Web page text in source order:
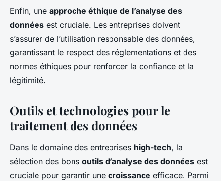
Enfin, une approche éthique de l’analyse des
données est cruciale. Les entreprises doivent
s’assurer de l’utilisation responsable des données,
garantissant le respect des réglementations et des
normes éthiques pour renforcer la confiance et la
légitimité.
Outils et technologies pour le
traitement des données
Dans le domaine des entreprises high-tech, la
sélection des bons outils d’analyse des données est
cruciale pour garantir une croissance efficace. Parmi